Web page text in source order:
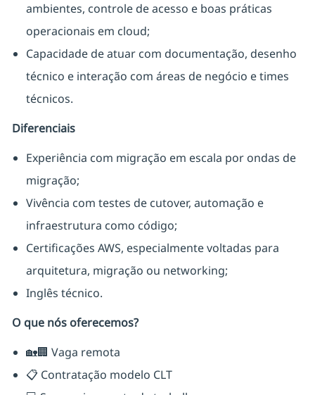
ambientes, controle de acesso e boas práticas
operacionais em cloud;
Capacidade de atuar com documentação, desenho
técnico e interação com áreas de negócio e times
técnicos.
Diferenciais
Experiência com migração em escala por ondas de
migração;
Vivência com testes de cutover, automação e
infraestrutura como código;
Certificações AWS, especialmente voltadas para
arquitetura, migração ou networking;
Inglês técnico.
O que nós oferecemos?
🏡🏢 Vaga remota
📋 Contratação modelo CLT